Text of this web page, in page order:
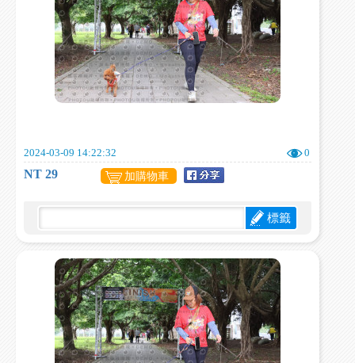
2024-03-09 14:22:32 0
NT 29 加購物車
標籤